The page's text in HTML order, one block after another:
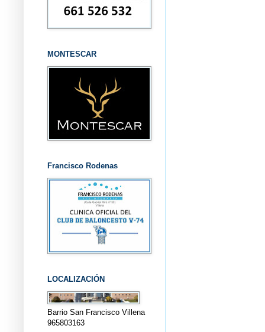
MONTESCAR
Francisco Rodenas
LOCALIZACIÓN
Barrio San Francisco Villena
965803163